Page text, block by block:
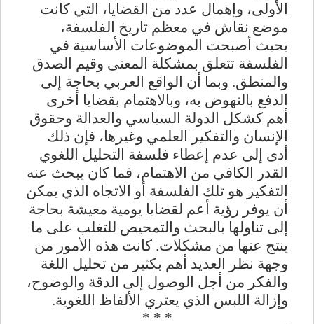
الأولى، وإهمال عدد من القضايا، التي كانت
موضع نقاش في معظم تاريخ الفلسفة،
بحيث أصبحت الموضوعات الأساسية في
الفلسفة تتعلق بمشكلة المعنى وقيم الصدق
والمنطق. وبما أن الواقع العربي بحاجة إلى
الدفع بالنهوض به، وبالاهتمام بقضايا أخرى
أهم كشكل الدولة السياسي والعدالة وحقوق
الإنسان والتفكير العلمي وغيرها، فإن ذلك
أدى إلى عدم إعطاء فلسفة التحليل اللغوي
القدر الكافي من الاهتمام، فما كان يبحث عنه
التفكير هو تلك الفلسفة أو الاتجاه الذي يمكن
أن يوفر رؤية أعم لقضايا يومية معيشة بحاجة
إلى تناولها بالبحث والتمحيص للتغلب على ما
ينتج عنها من مشكلات. كانت هذه الأمور من
وجهة نظر العديد أهم بكثير من تحليل اللغة
والفكر من أجل الوصول إلى الدقة والوضوح،
وإزالة اللبس الذي يعتري الألفاظ اللغوية.
* * *